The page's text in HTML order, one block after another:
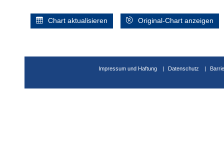
Chart aktualisieren Original-Chart anzeigen
Impressum und Haftung Datenschutz